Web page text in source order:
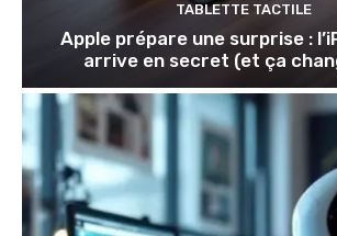
TABLETTE TACTILE
Apple prépare une surprise :
arrive en secret (et ça